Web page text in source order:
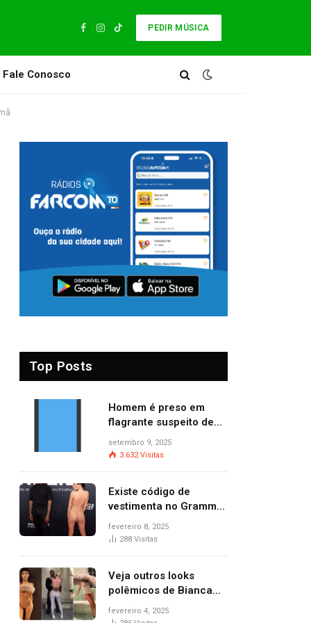
Facebook
Instagram
TikTok
PEDIR MÚSICA
Fale Conosco
Top Posts
Homem é preso em
flagrante suspeito de
provocar dois incêndios
criminosos no mesmo
setembro 9, 2025
3.632Visitas
Existe código de
vestimenta no Grammy?
Questionamento surgiu
após Bianca Censori,
premiação
fevereiro 8, 2025
288 Visitas
Veja outros looks
polêmicos de Bianca
Censori, esposa de
Kanye West que
fevereiro 4, 2025